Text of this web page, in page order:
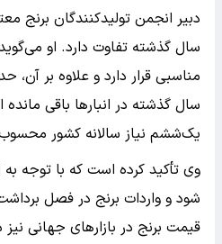
دبیر انجمن تولیدکنندگان برنج
سال گذشته تفاوت دارد. او
سال گذشته در انبارها باقی
یک‌ششم نیاز سالانه کشور
وی تأکید کرده است که با توجه به
شود و واردات برنج در فصل
قیمت برنج در بازارهای جهانی